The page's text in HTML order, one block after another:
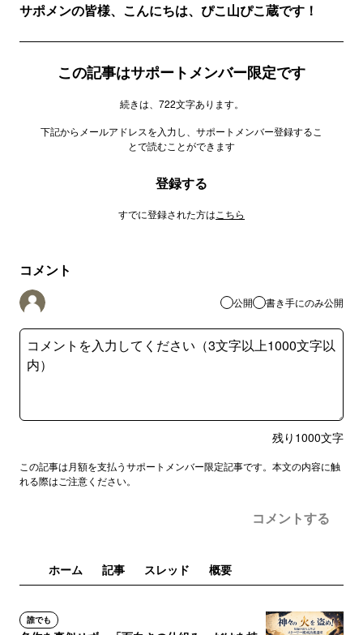
サポメンの皆様、こんにちは、ぴこ山ぴこ蔵です！
この記事はサポートメンバー限定です
続きは、722文字あります。
下記からメールアドレスを入力し、サポートメンバー登録するこ
とで読むことができます
登録する
すでに登録された方は こちら
コメント
公開 書き手にのみ公開
残り 1000文字
この記事は月額を支払うサポートメンバー限定記事です。本文の内容に触
れる際はご注意ください。
コメントする
ホーム 記事 スレッド 概要
誰でも